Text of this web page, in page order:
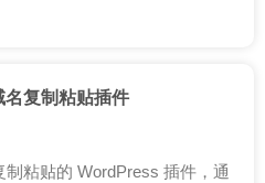
复制粘贴插件
粘贴的 WordPress 插件，通